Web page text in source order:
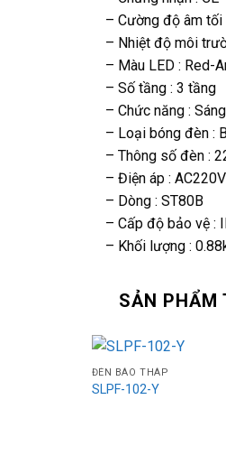
– Cường độ âm tối
– Nhiệt độ môi
– Màu LED : Red-
– Số tầng : 3 tầng
– Chức năng :
– Loại bóng đèn :
– Thông số đèn :
– Điện áp : AC220V
– Dòng : ST80B
– Cấp độ bảo vệ :
– Khối lượng :
SẢN PHẨM
ĐÈN BÁO THÁP
SLPF-102-Y